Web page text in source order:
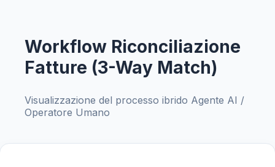
Workflow Riconciliazione
Fatture (3-Way Match)
Visualizzazione del processo ibrido Agente AI /
Operatore Umano